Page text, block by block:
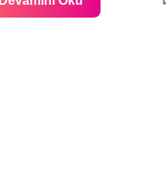
Zamanların